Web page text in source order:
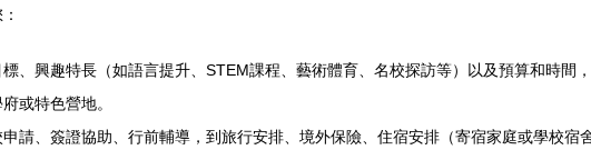
標、興趣特長（如語言提升、STEM課程、藝術體育、名校探訪等）以及預算和時
或特色營地。
申請、簽證協助、行前輔導，到旅行安排、境外保險、住宿安排（寄宿家庭或學校